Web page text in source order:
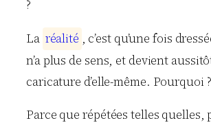
?
La réalité , c’est qu’une fois
n’a plus de sens, et devient
caricature d’elle-même. Pourquoi ?
Parce que répétées telles quelles,